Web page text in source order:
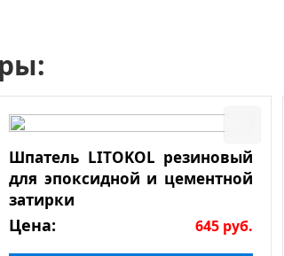
Шпатель LITOKOL резиновый
для эпоксидной и цементной
затирки
Цена: 645 руб.